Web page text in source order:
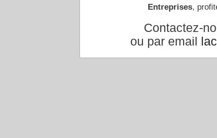
Entreprises,
Contactez-
ou par email